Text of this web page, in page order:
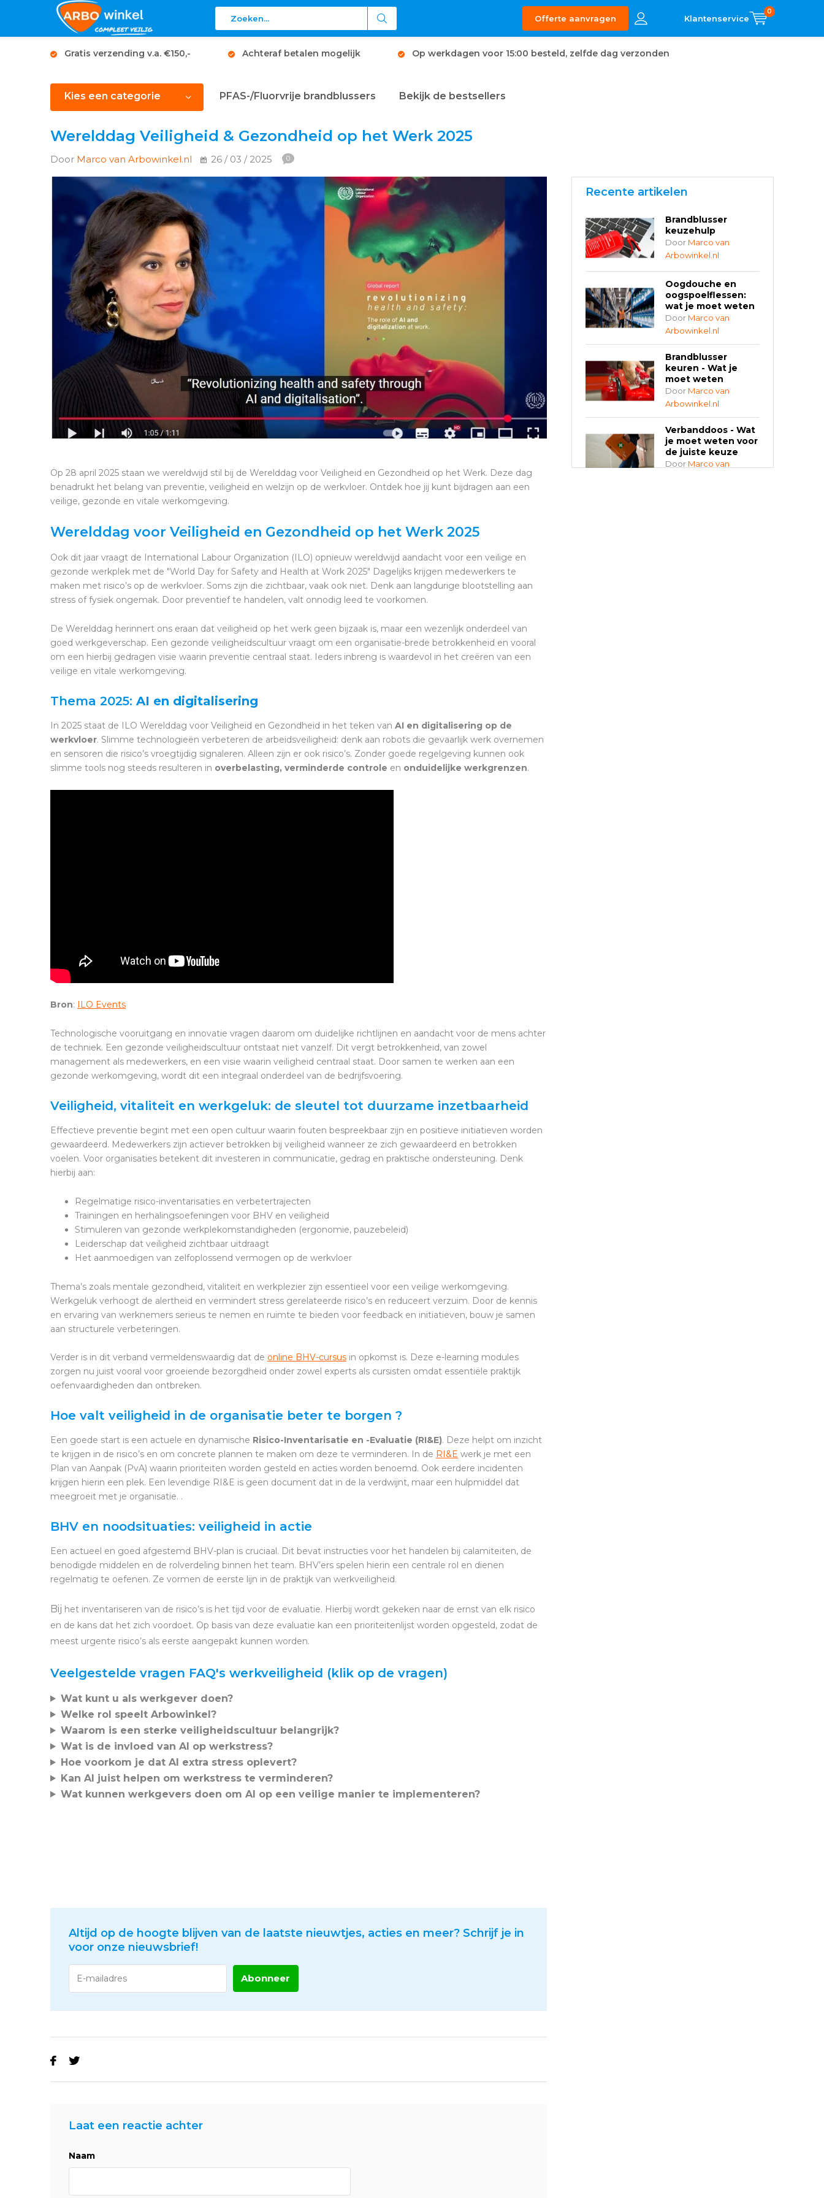
Offerte aanvragen
0
Gratis verzending v.a. €150,- Achteraf betalen mogelijk Op werkdagen voor 15:00 besteld, zelfde dag verzonden
Kies een categorie PFAS-/Fluorvrije brandblussers Bekijk de bestsellers
Werelddag Veiligheid & Gezondheid op het Werk 2025
Door Marco van Arbowinkel.nl 26 / 03 / 2025 0
Op 28 april 2025 staan we wereldwijd stil bij de Werelddag voor Veiligheid en Gezondheid op het Werk. Deze dag
benadrukt het belang van preventie, veiligheid en welzijn op de werkvloer. Ontdek hoe jij kunt bijdragen aan een
veilige, gezonde en vitale werkomgeving.
Werelddag voor Veiligheid en Gezondheid op het Werk 2025
Ook dit jaar vraagt de International Labour Organization (ILO) opnieuw wereldwijd aandacht voor een veilige en
gezonde werkplek met de "World Day for Safety and Health at Work 2025" Dagelijks krijgen medewerkers te
maken met risico’s op de werkvloer. Soms zijn die zichtbaar, vaak ook niet. Denk aan langdurige blootstelling aan
stress of fysiek ongemak. Door preventief te handelen, valt onnodig leed te voorkomen.
De Werelddag herinnert ons eraan dat veiligheid op het werk geen bijzaak is, maar een wezenlijk onderdeel van
goed werkgeverschap. Een gezonde veiligheidscultuur vraagt om een organisatie-brede betrokkenheid en vooral
om een hierbij gedragen visie waarin preventie centraal staat. Ieders inbreng is waardevol in het creëren van een
veilige en vitale werkomgeving.
Thema 2025: AI en digitalisering
In 2025 staat de ILO Werelddag voor Veiligheid en Gezondheid in het teken van AI en digitalisering op de
werkvloer. Slimme technologieën verbeteren de arbeidsveiligheid: denk aan robots die gevaarlijk werk overnemen
en sensoren die risico’s vroegtijdig signaleren. Alleen zijn er ook risico’s. Zonder goede regelgeving kunnen ook
slimme tools nog steeds resulteren in overbelasting, verminderde controle en onduidelijke werkgrenzen.
Bron: ILO Events
Technologische vooruitgang en innovatie vragen daarom om duidelijke richtlijnen en aandacht voor de mens achter
de techniek. Een gezonde veiligheidscultuur ontstaat niet vanzelf. Dit vergt betrokkenheid, van zowel
management als medewerkers, en een visie waarin veiligheid centraal staat. Door samen te werken aan een
gezonde werkomgeving, wordt dit een integraal onderdeel van de bedrijfsvoering.
Veiligheid, vitaliteit en werkgeluk: de sleutel tot duurzame inzetbaarheid
Effectieve preventie begint met een open cultuur waarin fouten bespreekbaar zijn en positieve initiatieven worden
gewaardeerd. Medewerkers zijn actiever betrokken bij veiligheid wanneer ze zich gewaardeerd en betrokken
voelen. Voor organisaties betekent dit investeren in communicatie, gedrag en praktische ondersteuning. Denk
hierbij aan:
Regelmatige risico-inventarisaties en verbetertrajecten
Trainingen en herhalingsoefeningen voor BHV en veiligheid
Stimuleren van gezonde werkplekomstandigheden (ergonomie, pauzebeleid)
Leiderschap dat veiligheid zichtbaar uitdraagt
Het aanmoedigen van zelfoplossend vermogen op de werkvloer
Thema’s zoals mentale gezondheid, vitaliteit en werkplezier zijn essentieel voor een veilige werkomgeving.
Werkgeluk verhoogt de alertheid en vermindert stress gerelateerde risico’s en reduceert verzuim. Door de kennis
en ervaring van werknemers serieus te nemen en ruimte te bieden voor feedback en initiatieven, bouw je samen
aan structurele verbeteringen.
Verder is in dit verband vermeldenswaardig dat de online BHV-cursus in opkomst is. Deze e-learning modules
zorgen nu juist vooral voor groeiende bezorgdheid onder zowel experts als cursisten omdat essentiële praktijk
oefenvaardigheden dan ontbreken.
Hoe valt veiligheid in de organisatie beter te borgen ?
Een goede start is een actuele en dynamische Risico-Inventarisatie en -Evaluatie (RI&E). Deze helpt om inzicht
te krijgen in de risico’s en om concrete plannen te maken om deze te verminderen. In de RI&E werk je met een
Plan van Aanpak (PvA) waarin prioriteiten worden gesteld en acties worden benoemd. Ook eerdere incidenten
krijgen hierin een plek. Een levendige RI&E is geen document dat in de la verdwijnt, maar een hulpmiddel dat
meegroeit met je organisatie. .
BHV en noodsituaties: veiligheid in actie
Een actueel en goed afgestemd BHV-plan is cruciaal. Dit bevat instructies voor het handelen bij calamiteiten, de
benodigde middelen en de rolverdeling binnen het team. BHV’ers spelen hierin een centrale rol en dienen
regelmatig te oefenen. Ze vormen de eerste lijn in de praktijk van werkveiligheid.
Bij het inventariseren van de risico’s is het tijd voor de evaluatie. Hierbij wordt gekeken naar de ernst van elk risico
en de kans dat het zich voordoet. Op basis van deze evaluatie kan een prioriteitenlijst worden opgesteld, zodat de
meest urgente risico’s als eerste aangepakt kunnen worden.
Veelgestelde vragen FAQ's werkveiligheid (klik op de vragen)
Wat kunt u als werkgever doen?
Welke rol speelt Arbowinkel?
Waarom is een sterke veiligheidscultuur belangrijk?
Wat is de invloed van AI op werkstress?
Hoe voorkom je dat AI extra stress oplevert?
Kan AI juist helpen om werkstress te verminderen?
Wat kunnen werkgevers doen om AI op een veilige manier te implementeren?
Altijd op de hoogte blijven van de laatste nieuwtjes, acties en meer? Schrijf je in
voor onze nieuwsbrief!
Abonneer
Laat een reactie achter
Naam
Recente artikelen
Brandblusser
keuzehulp
Door Marco van
Arbowinkel.nl
Oogdouche en
oogspoelflessen:
wat je moet weten
Door Marco van
Arbowinkel.nl
Brandblusser
keuren - Wat je
moet weten
Door Marco van
Arbowinkel.nl
Verbanddoos - Wat
je moet weten voor
de juiste keuze
Door Marco van